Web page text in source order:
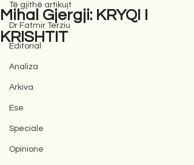
Të gjithë artikujt
Dr Fatmir Terziu
Editorial
Analiza
Arkiva
Ese
Speciale
Opinione
Mihal Gjergji: KRYQI I
KRISHTIT